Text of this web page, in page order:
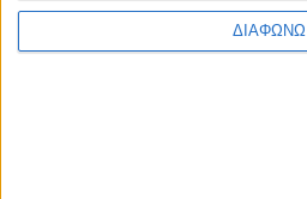
ΔΙΑΦΩΝΩ